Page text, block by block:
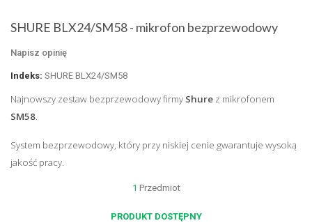
SHURE BLX24/SM58 - mikrofon bezprzewodowy
Napisz opinię
Indeks: SHURE BLX24/SM58
Najnowszy zestaw bezprzewodowy firmy Shure z mikrofonem
SM58.
System bezprzewodowy, który przy niskiej cenie gwarantuje wysoką
jakość pracy.
1 Przedmiot
PRODUKT DOSTĘPNY